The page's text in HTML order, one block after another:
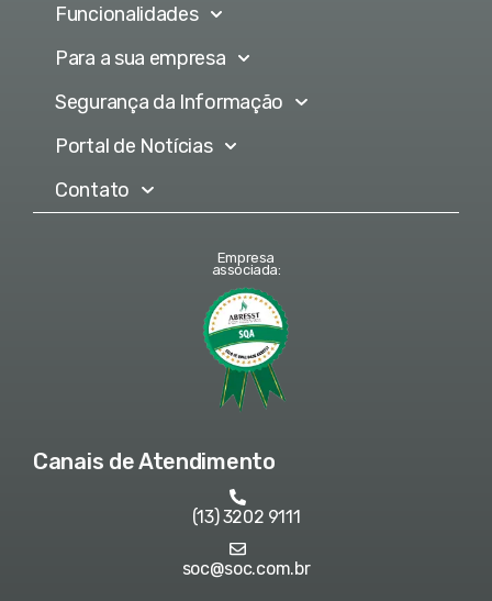
Funcionalidades
Para a sua empresa
Segurança da Informação
Portal de Notícias
Contato
Empresa
associada:
Canais de Atendimento
(13) 3202 9111
soc@soc.com.br